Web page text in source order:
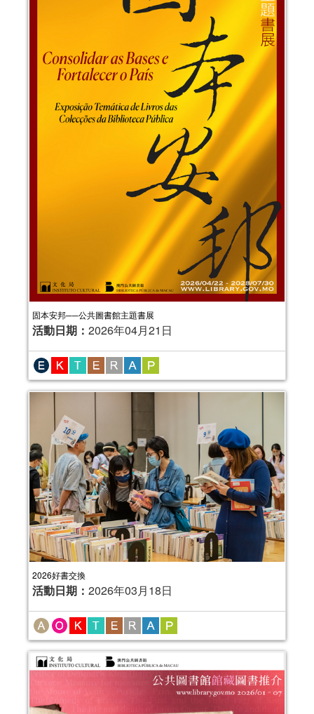
固本安邦──公共圖書館主題書展
活動日期： 2026年04月21日
2026好書交換
活動日期： 2026年03月18日